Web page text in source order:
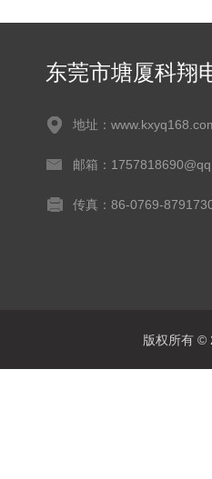
东莞市塘厦科翔
地址：
邮箱：
传真：86-0769-
版权所有